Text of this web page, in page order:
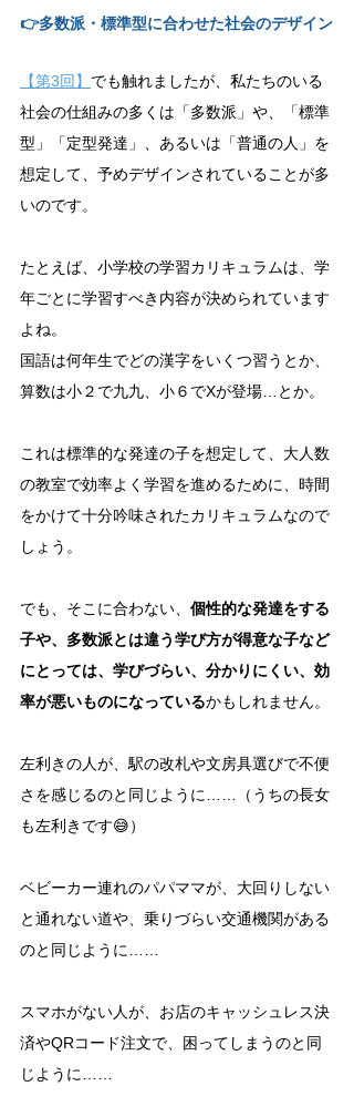
👉多数派・標準型に合わせた社会のデザイン
【第3回】 でも触れましたが、私たちのいる
社会の仕組みの多くは「多数派」や、「標準
型」「定型発達」、あるいは「普通の人」を
想定して、予めデザインされていることが多
いのです。
たとえば、小学校の学習カリキュラムは、学
年ごとに学習すべき内容が決められています
よね。
国語は何年生でどの漢字をいくつ習うとか、
算数は小２で九九、小６でXが登場…とか。
これは標準的な発達の子を想定して、大人数
の教室で効率よく学習を進めるために、時間
をかけて十分吟味されたカリキュラムなので
しょう。
でも、そこに合わない、 個性的な発達をする
子や、多数派とは違う学び方が得意な子など
にとっては、学びづらい、分かりにくい、効
率が悪いものになっているかもしれません。
左利きの人が、駅の改札や文房具選びで不便
さを感じるのと同じように……（うちの長女
も左利きです😅）
ベビーカー連れのパパママが、大回りしない
と通れない道や、乗りづらい交通機関がある
のと同じように……
スマホがない人が、お店のキャッシュレス決
済やQRコード注文で、困ってしまうのと同
じように……